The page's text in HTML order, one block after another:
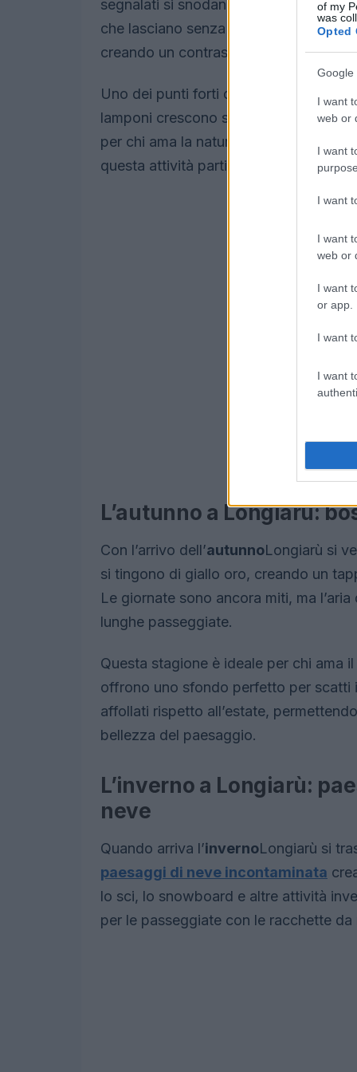
of my
was
Opted
Google
I want
web or
I want
I want
I want
web or
I want
or app.
I want
I want
segnalati si snodano tra prati verdi e
che lasciano senza fiato. Le
cime
creando un contrasto spettacolare.
Uno dei punti forti di questa stagione
lamponi crescono spontaneamente
per chi ama la natura e i sapori
questa attività particolarmente
L’autunno a Longiarù:
Con l’arrivo dell’autunnoLongiarù si
si tingono di giallo oro, creando un
Le giornate sono ancora miti, ma
lunghe passeggiate.
Questa stagione è ideale per chi ama il
offrono uno sfondo perfetto per scatti
affollati rispetto all’estate,
bellezza del paesaggio.
L’inverno a Longiarù:
neve
Quando arriva l’invernoLongiarù si
paesaggi di neve incontaminata
lo sci, lo snowboard e altre attività
per le passeggiate con le racchette